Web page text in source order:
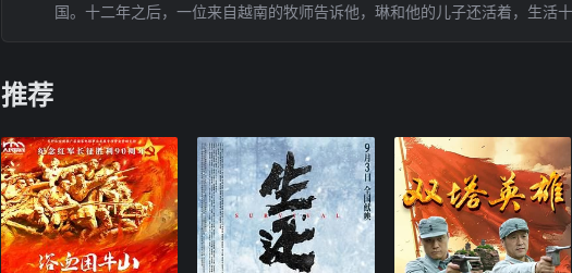
国。十二年之后，一位来自越南的牧师告诉他，琳和他的儿子还活着，生活
推荐